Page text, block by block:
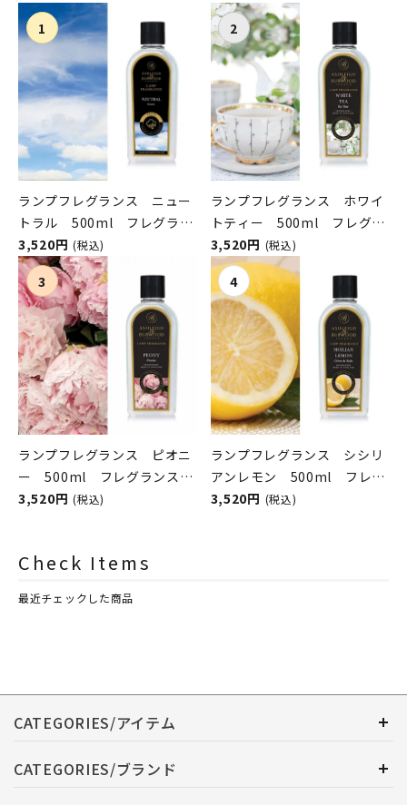
ランプフレグランス ニュー
トラル 500ml フレグラン
スランプ用オイル
ASHLEIGH&BURWOOD（ア
シュレイアンドバーウッド）
3,520円 (税込)
ランプフレグランス ホワイ
トティー 500ml フレグラ
ンスランプ用オイル
ASHLEIGH&BURWOOD（ア
シュレイアンドバーウッド）
3,520円 (税込)
ランプフレグランス ピオニ
ー 500ml フレグランスラ
ンプ用オイル
3,520円 (税込)
ランプフレグランス シシリ
アンレモン 500ml フレグ
ランスランプ用オイル
3,520円 (税込)
Check Items
最近チェックした商品
CATEGORIES/アイテム
CATEGORIES/ブランド